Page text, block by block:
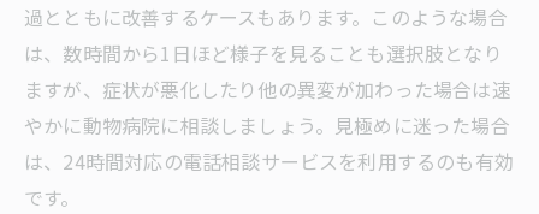
工夫
動物病院で症状の変化を伝える具体例と注
意点
迷った際に動物病院へ行くべき状況とは
動物病院で受診すべきか迷う時の判断ポイ
過とともに改善するケースもあります。このような場合
は、数時間から1日ほど様子を見ることも選択肢となり
ますが、症状が悪化したり他の異変が加わった場合は速
やかに動物病院に相談しましょう。見極めに迷った場合
は、24時間対応の電話相談サービスを利用するのも有効
です。